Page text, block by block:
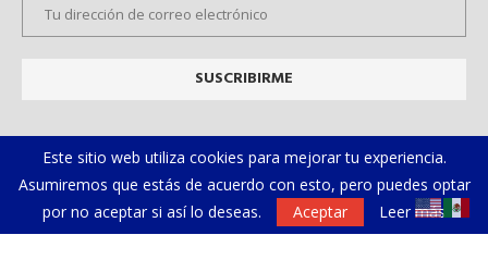
Este sitio web utiliza cookies para mejorar tu experiencia.
Asumiremos que estás de acuerdo con esto, pero puedes optar
por no aceptar si así lo deseas.
Aceptar Leer más